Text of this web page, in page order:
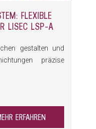
FLEXIBLE
LISEC LSP-A
gestalten und
präzise
in einer Anlage
ERFAHREN